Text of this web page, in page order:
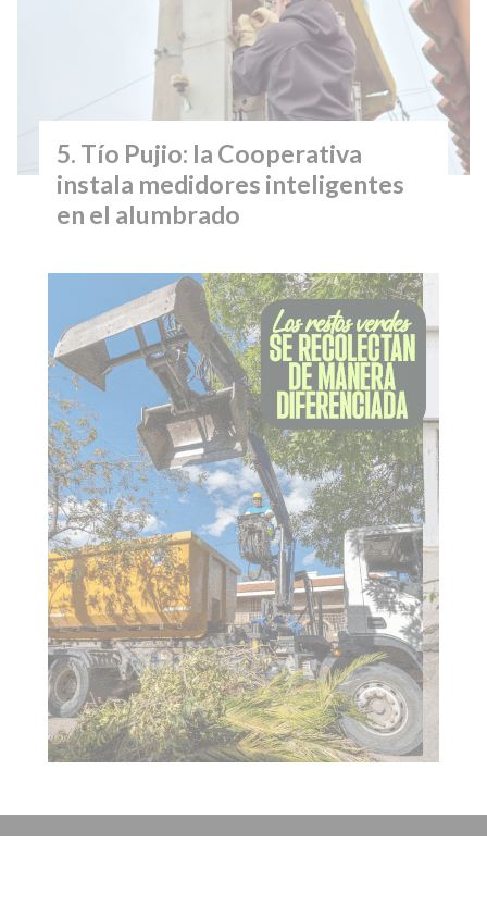
Tío Pujio: la Cooperativa
instala medidores inteligentes
en el alumbrado